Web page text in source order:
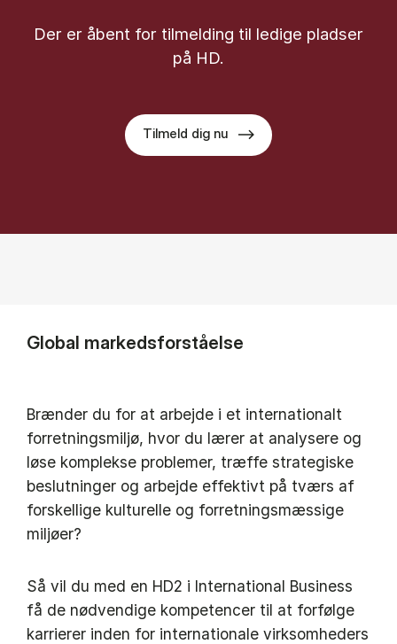
Der er åbent for til­mel­ding til le­di­ge plad­ser
på HD.
Tilmeld dig nu
Global markedsforståelse
Brænder du for at arbejde i et internationalt
forretningsmiljø, hvor du lærer at analysere og
løse komplekse problemer, træffe strategiske
beslutninger og arbejde effektivt på tværs af
forskellige kulturelle og forretningsmæssige
miljøer?
Så vil du med en HD2 i International Business
få de nødvendige kompetencer til at forfølge
karrierer inden for internationale virksomheders